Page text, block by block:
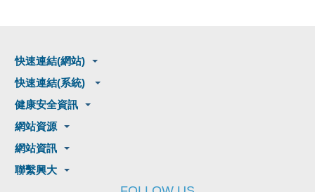
快速連結(網站)
快速連結(系統)
健康安全資訊
網站資源
網站資訊
聯繫興大